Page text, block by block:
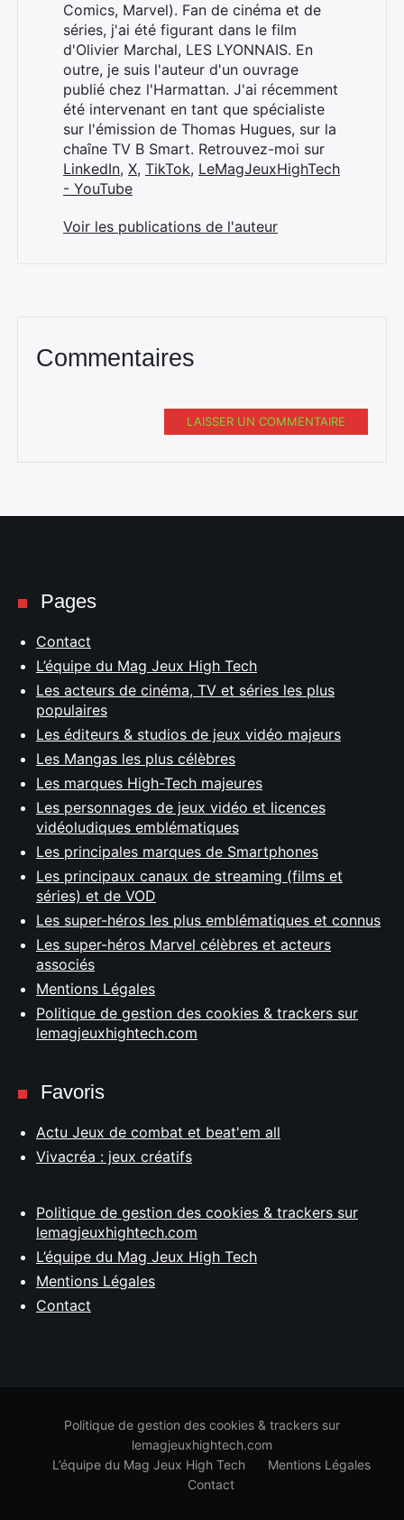
Comics, Marvel). Fan de cinéma et de
séries, j'ai été figurant dans le film
d'Olivier Marchal, LES LYONNAIS. En
outre, je suis l'auteur d'un ouvrage
publié chez l'Harmattan. J'ai récemment
été intervenant en tant que spécialiste
sur l'émission de Thomas Hugues, sur la
chaîne TV B Smart. Retrouvez-moi sur
LinkedIn, X, TikTok, LeMagJeuxHighTech
- YouTube
Voir les publications de l'auteur
Commentaires
LAISSER UN COMMENTAIRE
Pages
Contact
L’équipe du Mag Jeux High Tech
Les acteurs de cinéma, TV et séries les plus
populaires
Les éditeurs & studios de jeux vidéo majeurs
Les Mangas les plus célèbres
Les marques High-Tech majeures
Les personnages de jeux vidéo et licences
vidéoludiques emblématiques
Les principales marques de Smartphones
Les principaux canaux de streaming (films et
séries) et de VOD
Les super-héros les plus emblématiques et connus
Les super-héros Marvel célèbres et acteurs
associés
Mentions Légales
Politique de gestion des cookies & trackers sur
lemagjeuxhightech.com
Favoris
Actu Jeux de combat et beat'em all
Vivacréa : jeux créatifs
Politique de gestion des cookies & trackers sur
lemagjeuxhightech.com
L’équipe du Mag Jeux High Tech
Mentions Légales
Contact
Politique de gestion des cookies & trackers sur
lemagjeuxhightech.com
L’équipe du Mag Jeux High Tech
Mentions Légales
Contact